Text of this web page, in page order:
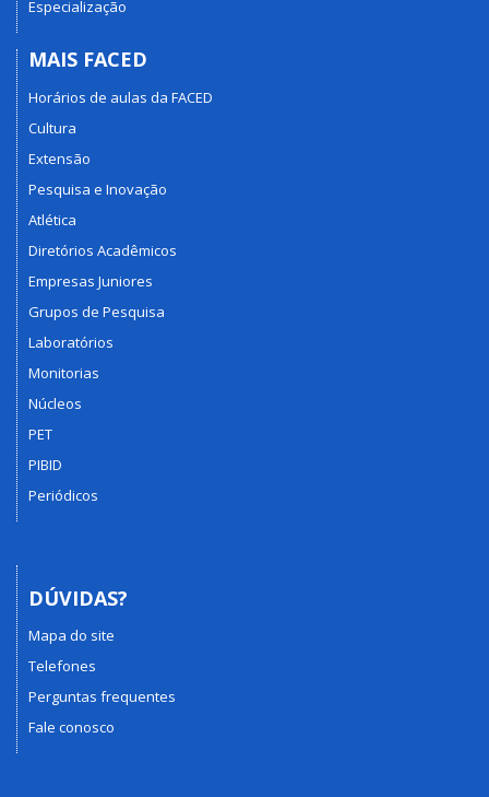
Especialização
MAIS FACED
Horários de aulas da FACED
Cultura
Extensão
Pesquisa e Inovação
Atlética
Diretórios Acadêmicos
Empresas Juniores
Grupos de Pesquisa
Laboratórios
Monitorias
Núcleos
PET
PIBID
Periódicos
DÚVIDAS?
Mapa do site
Telefones
Perguntas frequentes
Fale conosco